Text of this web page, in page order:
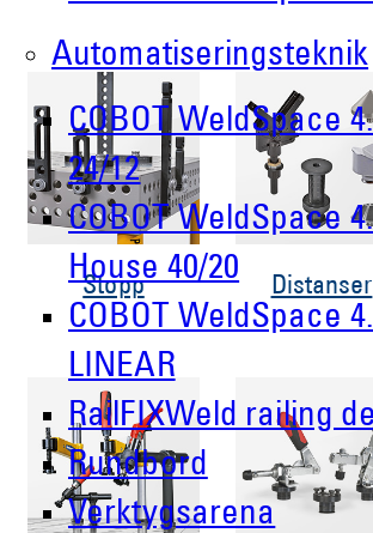
Automatiseringsteknik
COBOT WeldSpace
24/12
COBOT WeldSpace
House 40/20
COBOT WeldSpace
LINEAR
RailFIXWeld railing
Rundbord
Verktygsarena
Stopp Distanser